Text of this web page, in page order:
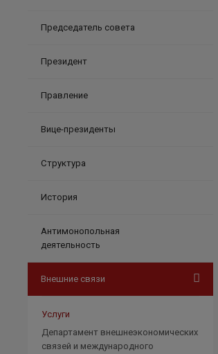
Председатель совета
Президент
Правление
Вице-президенты
Структура
История
Антимонопольная
деятельность
Внешние связи
Услуги
Департамент внешнеэкономических
связей и международного